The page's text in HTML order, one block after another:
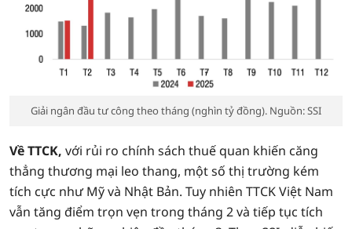
Giải ngân đầu tư công theo tháng (nghìn tỷ đồng). Nguồn: SSI
Về TTCK, với rủi ro chính sách thuế quan khiến căng
thẳng thương mại leo thang, một số thị trường kém
tích cực như Mỹ và Nhật Bản. Tuy nhiên TTCK Việt Nam
vẫn tăng điểm trọn vẹn trong tháng 2 và tiếp tục tích